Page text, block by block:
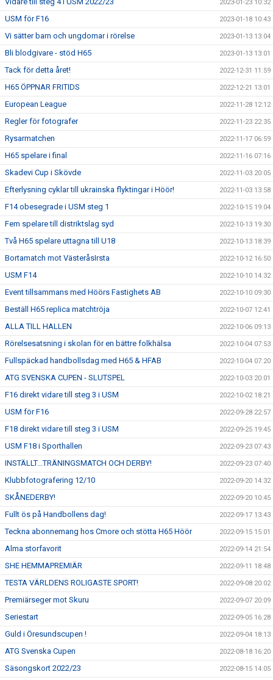
2023-01-23 10:32
USM för F16 2023-01-18 10:43
Vi sätter barn och ungdomar i rörelse 2023-01-13 13:04
Bli blodgivare - stöd H65 2023-01-13 13:01
Tack för detta året! 2022-12-31 11:59
H65 ÖPPNAR FRITIDS 2022-12-21 13:01
European League 2022-11-28 12:12
Regler för fotografer 2022-11-23 22:35
Rysarmatchen 2022-11-17 06:59
H65 spelare i final 2022-11-16 07:16
Skadevi Cup i Skövde 2022-11-03 20:05
Efterlysning cyklar till ukrainska flyktingar i Höör! 2022-11-03 13:58
F14 obesegrade i USM steg 1 2022-10-15 19:04
Fem spelare till distriktslag syd 2022-10-13 19:30
Två H65 spelare uttagna till U18 2022-10-13 18:39
Bortamatch mot VästeråsIrsta 2022-10-12 16:50
USM F14 2022-10-10 14:32
Event tillsammans med Höörs Fastighets AB 2022-10-10 09:30
Beställ H65 replica matchtröja 2022-10-07 12:41
ALLA TILL HALLEN 2022-10-06 09:13
Rörelsesatsning i skolan för en bättre folkhälsa 2022-10-04 07:53
Fullspäckad handbollsdag med H65 & HFAB 2022-10-04 07:20
ATG SVENSKA CUPEN - SLUTSPEL 2022-10-03 20:01
F16 direkt vidare till steg 3 i USM 2022-10-02 18:21
USM för F16 2022-09-28 22:57
F18 direkt vidare till steg 3 i USM 2022-09-25 19:45
USM F18 i Sporthallen 2022-09-23 07:43
INSTÄLLT...TRÄNINGSMATCH OCH DERBY! 2022-09-23 07:40
Klubbfotografering 12/10 2022-09-20 14:32
SKÅNEDERBY! 2022-09-20 10:45
Fullt ös på Handbollens dag! 2022-09-17 13:43
Teckna abonnemang hos Cmore och stötta H65 Höör 2022-09-15 15:01
Alma storfavorit 2022-09-14 21:54
SHE HEMMAPREMIÄR 2022-09-11 18:48
TESTA VÄRLDENS ROLIGASTE SPORT! 2022-09-08 20:02
Premiärseger mot Skuru 2022-09-07 20:09
Seriestart 2022-09-05 16:28
Guld i Öresundscupen ! 2022-09-04 18:13
ATG Svenska Cupen 2022-08-18 16:20
Säsongskort 2022/23 2022-08-15 14:05